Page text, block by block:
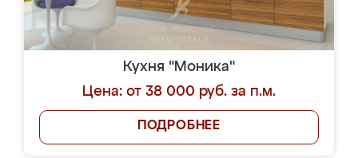
Кухня "Моника"
Цена: от 38 000 руб. за п.м.
ПОДРОБНЕЕ